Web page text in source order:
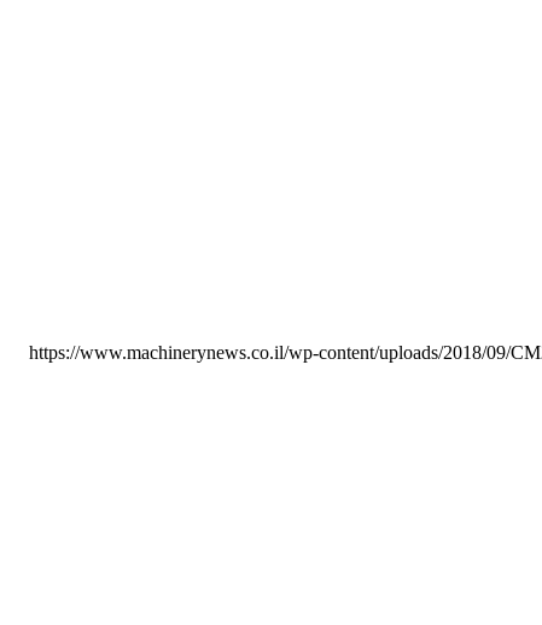
https://www.machinerynews.co.il/wp-content/uploads/2018/09/